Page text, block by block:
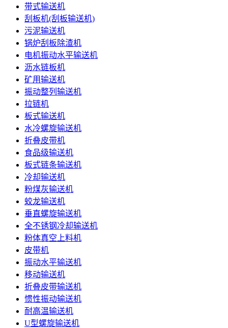
带式输送机
刮板机(刮板输送机)
污泥输送机
锅炉刮板除渣机
电机振动水平输送机
沥水链板机
矿用输送机
振动整列输送机
拉链机
板式输送机
水冷螺旋输送机
折叠皮带机
食品级输送机
板式链条输送机
冷却输送机
粉煤灰输送机
蛟龙输送机
垂直螺旋输送机
全不锈钢冷却输送机
粉体真空上料机
皮带机
振动水平输送机
移动输送机
折叠皮带输送机
惯性振动输送机
耐高温输送机
U型螺旋输送机